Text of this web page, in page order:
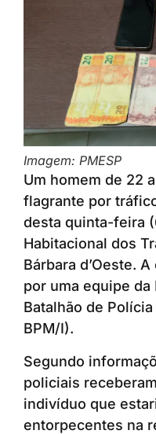
Imagem: PMESP
Um homem de 22
flagrante por
desta quinta-feira
Habitacional dos
Bárbara d’Oeste.
por uma equipe da
Batalhão de
BPM/I).
Segundo
policiais
indivíduo que
entorpecentes na